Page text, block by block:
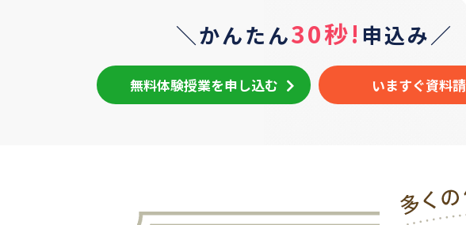
＼かんたん30秒! 申込み／
無料体験授業を申し込む いますぐ資料